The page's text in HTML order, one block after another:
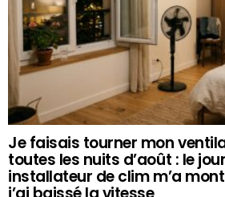
Je faisais tourner mon
toutes les nuits d’août : le
installateur de clim m’a